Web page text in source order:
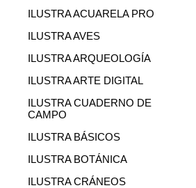
ILUSTRA ACUARELA PRO
ILUSTRA AVES
ILUSTRA ARQUEOLOGÍA
ILUSTRA ARTE DIGITAL
ILUSTRA CUADERNO DE
CAMPO
ILUSTRA BÁSICOS
ILUSTRA BOTÁNICA
ILUSTRA CRÁNEOS